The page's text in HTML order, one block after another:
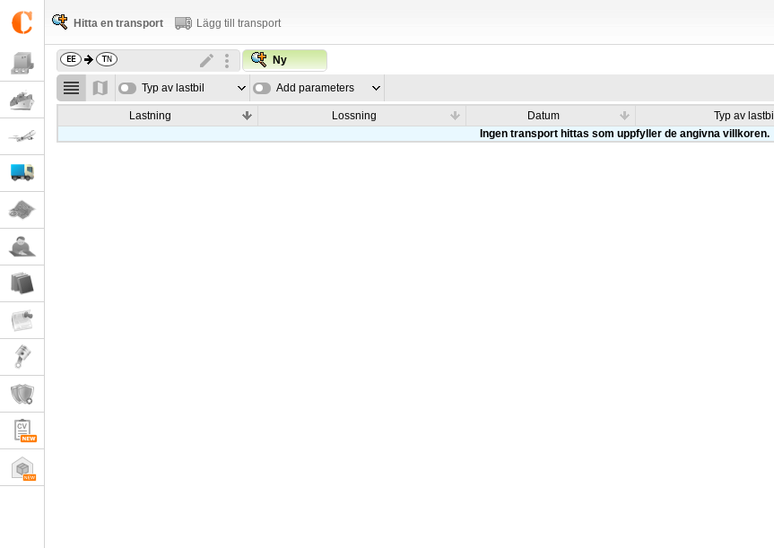
Hitta en transport Lägg till transport
Ny
Typ av lastbil Add parameters
Lastning Lossning Datum Typ av lastbil
Ingen transport hittas som uppfyller de angivna villkoren.